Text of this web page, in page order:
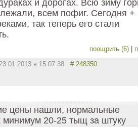
и дорогах. Всю зиму
всем пофиг. Сегодня +
так теперь его стали
поощрить (6)
в 15:07:38 # 248350
цены нашли, нормальные
минимум 20-25 тыщ за штуку